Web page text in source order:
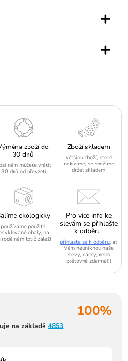
+
+
zboží do
30 dnů
nám můžete vrátit
30 dnů od převzetí
Zboží skladem
většinu zboží, které
nabízíme, se snažíme
držet skladem
ekologicky
používáme použité
obaly, na
nám totiž záleží
Pro více info ke
slevám se přihlašte
k odběru
přihlaste se k odběru, ať
Vám neuniknou naše
slevy, dárky, nebo
poštovné zdarma!!!
100%
na základě4853